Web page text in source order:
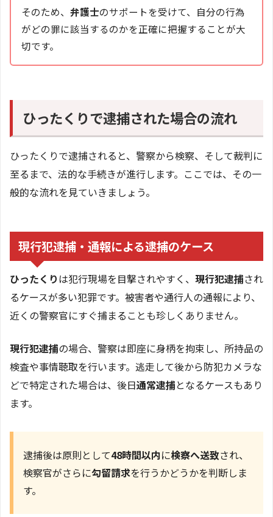
そのため、弁護士のサポートを受けて、自分の行為
がどの罪に該当するのかを正確に把握することが大
切です。
ひったくりで逮捕された場合の流れ
ひったくりで逮捕されると、警察から検察、そして裁判に
至るまで、法的な手続きが進行します。ここでは、その一
般的な流れを見ていきましょう。
現行犯逮捕・通報による逮捕のケース
ひったくりは犯行現場を目撃されやすく、 現行犯逮捕され
るケースが多い犯罪です。被害者や通行人の通報により、
近くの警察官にすぐ捕まることも珍しくありません。
現行犯逮捕の場合、警察は即座に身柄を拘束し、所持品の
検査や事情聴取を行います。逃走して後から防犯カメラな
どで特定された場合は、後日通常逮捕となるケースもあり
ます。
逮捕後は原則として48時間以内に検察へ送致され、
検察官がさらに勾留請求を行うかどうかを判断しま
す。